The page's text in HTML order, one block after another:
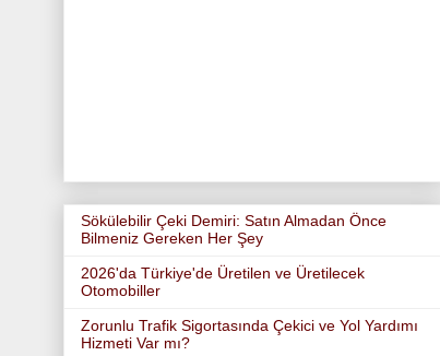
Sökülebilir Çeki Demiri: Satın Almadan Önce
Bilmeniz Gereken Her Şey
2026'da Türkiye'de Üretilen ve Üretilecek
Otomobiller
Zorunlu Trafik Sigortasında Çekici ve Yol Yardımı
Hizmeti Var mı?